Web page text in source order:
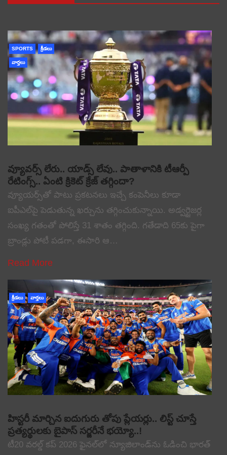
SPORTS క్రీడలు
వార్తలు
వ్యూవర్స్ లేరు.. యాడ్స్ లేవు.. పాతాళానికి టీఆర్పీ
రేటింగ్స్.. ఏంటి క్రికెట్ క్రేజ్ తగ్గిందా?
వ్యూయర్స్‌తో పాటు ప్రకటనలు ఇచ్చే కంపెనీలు కూడా
ఐపీఎల్‌పై పెడుతున్న ఖర్చును తగ్గించుకున్నాయి. అడ్వర్టైజర్ల
సంఖ్య గతంతో పోలిస్తే 31 శాతం తగ్గింది. గతేడాది 65కు పైగా
బ్రాండ్లు పోటీ పడగా, ఈసారి ఆ…
Read More
క్రీడలు వార్తలు
హిస్టరీ మార్చిన ఐదుగురు తోపు ప్లేయర్లు.. లిస్ట్ చూస్తే
ప్రత్యర్థులకు బైపాస్ సర్జరీనే భయ్యో..!
టీ20 వరల్డ్ కప్ 2026 ఫైనల్‌లో న్యూజిలాండ్‌ను ఓడించి భారత్